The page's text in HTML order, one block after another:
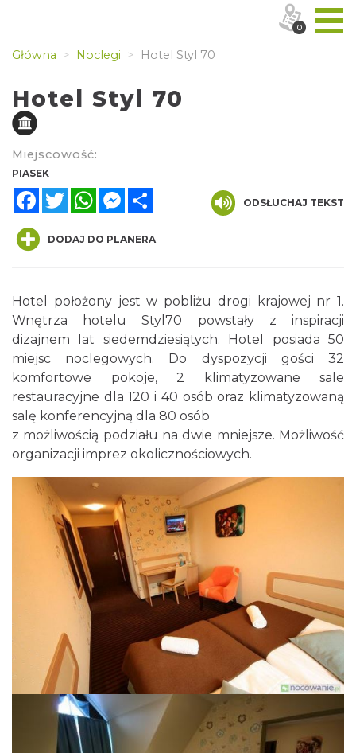
Główna Noclegi Hotel Styl 70
Hotel Styl 70
Miejscowość:
PIASEK
FacebookTwitterWhatsAppMessenger
ODSŁUCHAJ TEKST
DODAJ DO PLANERA
Hotel położony jest w pobliżu drogi krajowej nr 1.
Wnętrza hotelu Styl70 powstały z inspiracji
dizajnem lat siedemdziesiątych. Hotel posiada 50
miejsc noclegowych. Do dyspozycji gości 32
komfortowe pokoje, 2 klimatyzowane sale
restauracyjne dla 120 i 40 osób oraz klimatyzowaną
salę konferencyjną dla 80 osób
z możliwością podziału na dwie mniejsze. Możliwość
organizacji imprez okolicznościowych.
0